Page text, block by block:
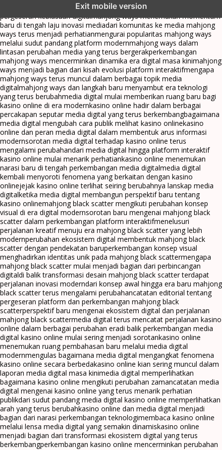
Exit mobile version
fenomena mahjong ways muncul bersama
pergeseran kebiasaan digitalmahjong ways menemukan momentum
baru di tengah laju inovasi mediadari komunitas ke media mahjong
ways terus menjadi perhatianmengurai popularitas mahjong ways
melalui sudut pandang platform modernmahjong ways dalam
lintasan perubahan media yang terus bergerakperkembangan
mahjong ways mencerminkan dinamika era digital masa kinimahjong
ways menjadi bagian dari kisah evolusi platform interaktifmengapa
mahjong ways terus muncul dalam berbagai topik media
digitalmahjong ways dan langkah baru menyambut era teknologi
yang terus berubahmedia digital mulai memberikan ruang baru bagi
kasino online di era modernkasino online hadir dalam berbagai
percakapan seputar media digital yang terus berkembangbagaimana
media digital mengubah cara publik melihat kasino onlinekasino
online dan peran media digital dalam membentuk arus informasi
modernsorotan media digital terhadap kasino online terus
mengalami perubahandari media digital hingga platform interaktif
kasino online mulai menarik perhatiankasino online menemukan
narasi baru di tengah perkembangan media digitalmedia digital
kembali menyoroti fenomena yang berkaitan dengan kasino
onlinejejak kasino online terlihat seiring berubahnya lanskap media
digitalketika media digital membangun perspektif baru tentang
kasino onlinemahjong black scatter mengikuti perubahan konsep
visual di era digital modernsorotan baru mengenai mahjong black
scatter dalam perkembangan platform interaktifmenelusuri
perjalanan kreatif menuju era mahjong black scatter yang lebih
modernperubahan ekosistem digital membentuk mahjong black
scatter dengan pendekatan baruperkembangan konsep visual
menghadirkan identitas unik pada mahjong black scattermengapa
mahjong black scatter mulai menjadi bagian dari perbincangan
digitaldi balik transformasi desain mahjong black scatter terdapat
perjalanan inovasi moderndari konsep awal hingga era baru mahjong
black scatter terus mengalami perubahancatatan editorial tentang
pergeseran platform dan perkembangan mahjong black
scatterperspektif baru mengenai ekosistem digital dan perjalanan
mahjong black scattermedia digital terus mencatat perjalanan kasino
online dalam berbagai perubahan eradi balik perkembangan media
digital kasino online mulai sering menjadi sorotankasino online
menemukan ruang pembahasan baru melalui media digital
modernmengulas bagaimana media digital mengangkat fenomena
kasino online secara berbedakasino online kian sering muncul dalam
laporan media digital masa kinimedia digital memperlihatkan
bagaimana kasino online mengikuti perubahan zamancatatan media
digital mengenai kasino online yang terus menarik perhatian
publikdari sudut pandang media digital kasino online memperlihatkan
arah yang terus berubahkasino online dan media digital menjadi
bagian dari narasi perkembangan teknologimembaca kasino online
melalui lensa media digital yang semakin dinamiskasino online
menjadi bagian dari transformasi ekosistem digital yang terus
berkembangperkembangan kasino online mencerminkan perubahan